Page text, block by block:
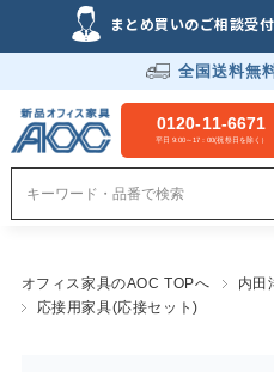
まとめ買いのご相談受付
全国送料無
0120-11-6671
平日 9:00～17：00(祝祭日を除く）
オフィス家具のAOC TOPへ
内田
応接用家具(応接セット)